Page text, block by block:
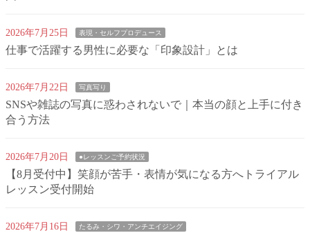
2026年7月25日 表現・セルフプロデュース
仕事で活躍する男性に必要な「印象設計」とは
2026年7月22日 写真写り
SNSや雑誌の写真に惑わされないで｜本当の顔と上手に付き
合う方法
2026年7月20日 ●レッスンご予約状況
【8月受付中】笑顔が苦手・表情が気になる方へトライアル
レッスン受付開始
2026年7月16日 たるみ・シワ・アンチエイジング